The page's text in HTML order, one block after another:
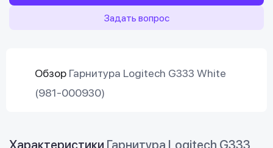
Задать вопрос
Обзор Гарнитура Logitech G333 White
(981-000930)
Характеристики Гарнитура Logitech G333